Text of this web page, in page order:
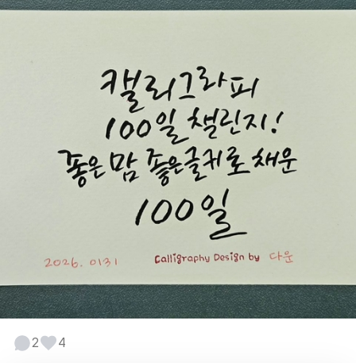
2 4